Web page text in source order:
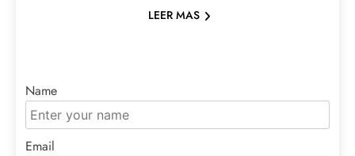
LEER MAS
Name
Email